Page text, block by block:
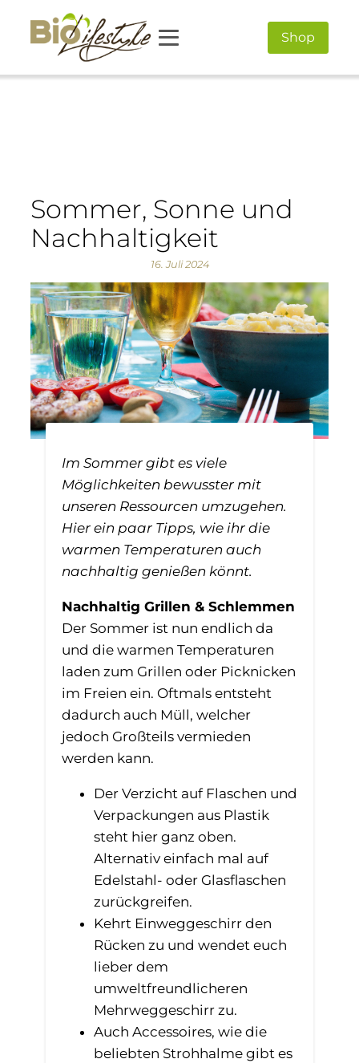
Shop
Sommer, Sonne und
Nachhaltigkeit
16. Juli 2024
Im Sommer gibt es viele
Möglichkeiten bewusster mit
unseren Ressourcen umzugehen.
Hier ein paar Tipps, wie ihr die
warmen Temperaturen auch
nachhaltig genießen könnt.
Nachhaltig Grillen & Schlemmen
Der Sommer ist nun endlich da
und die warmen Temperaturen
laden zum Grillen oder Picknicken
im Freien ein. Oftmals entsteht
dadurch auch Müll, welcher
jedoch Großteils vermieden
werden kann.
Der Verzicht auf Flaschen und
Verpackungen aus Plastik
steht hier ganz oben.
Alternativ einfach mal auf
Edelstahl- oder Glasflaschen
zurückgreifen.
Kehrt Einweggeschirr den
Rücken zu und wendet euch
lieber dem
umweltfreundlicheren
Mehrweggeschirr zu.
Auch Accessoires, wie die
beliebten Strohhalme gibt es